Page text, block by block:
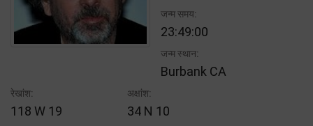
जन्म समय:
23:49:00
जन्म स्थान:
Burbank CA
रेखांश:
118 W 19
अक्षांश:
34 N 10